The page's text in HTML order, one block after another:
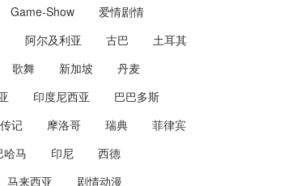
Game-Show
爱情剧情
阿尔及利亚 古巴
土耳其
歌舞 新加坡
丹麦
印度尼西亚
巴巴多斯
传记 摩洛哥 瑞典
菲律宾
哈马 印尼
西德
马来西亚
剧情动漫